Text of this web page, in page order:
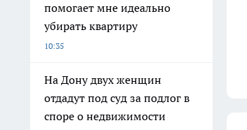
помогает мне идеально
убирать квартиру
10:35
На Дону двух женщин
отдадут под суд за подлог в
споре о недвижимости